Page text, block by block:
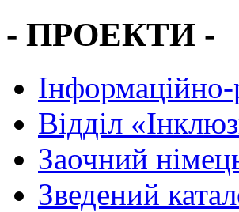
- ПРОЕКТИ -
Вiддiл
Заочний
Зведений